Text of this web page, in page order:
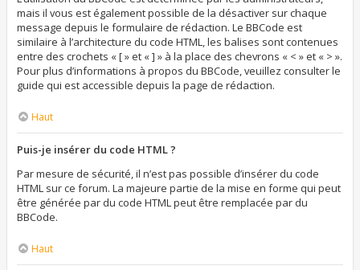
mais il vous est également possible de la désactiver sur chaque
message depuis le formulaire de rédaction. Le BBCode est
similaire à l’architecture du code HTML, les balises sont contenues
entre des crochets « [ » et « ] » à la place des chevrons « < » et « > ».
Pour plus d’informations à propos du BBCode, veuillez consulter le
guide qui est accessible depuis la page de rédaction.
Haut
Puis-je insérer du code HTML ?
Par mesure de sécurité, il n’est pas possible d’insérer du code
HTML sur ce forum. La majeure partie de la mise en forme qui peut
être générée par du code HTML peut être remplacée par du
BBCode.
Haut